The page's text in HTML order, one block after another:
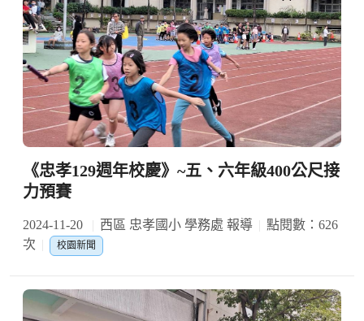
《忠孝129週年校慶》~五、六年級400公尺接
力預賽
2024-11-20 西區 忠孝國小 學務處 報導
點閱數：626
次
校園新聞